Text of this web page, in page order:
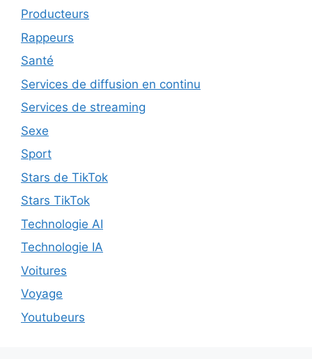
Producteurs
Rappeurs
Santé
Services de diffusion en continu
Services de streaming
Sexe
Sport
Stars de TikTok
Stars TikTok
Technologie AI
Technologie IA
Voitures
Voyage
Youtubeurs